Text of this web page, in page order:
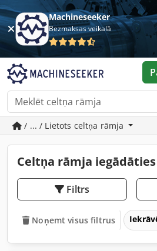
Machineseeker
Bezmaksas veikalā
/ ... / Lietots celtņa rāmja
Celtņa rāmja
Filtrs
Noņemt visus filtrus